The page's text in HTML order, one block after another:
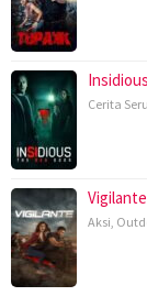
Cerita Seru
Vigilante
Aksi,